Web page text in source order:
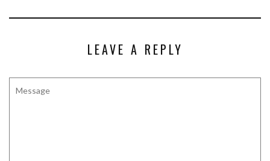
LEAVE A REPLY